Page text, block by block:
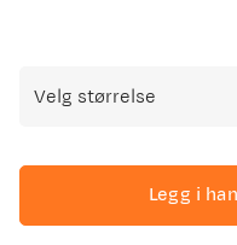
Velg størrelse
Legg i